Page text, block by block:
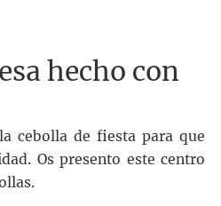
hecho con
cebolla de fiesta para que
Os presento este centro